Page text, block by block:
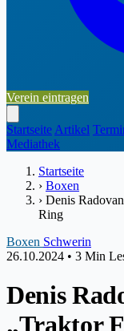
Verein eintragen
Startseite Artikel
Mediathek
Startseite
› Boxen
› Denis
Ring
Boxen Schwerin
26.10.2024 • 3 Min
Denis
„Traktor